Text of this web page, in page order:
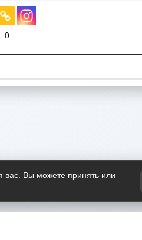
0
вас. Вы можете принять или